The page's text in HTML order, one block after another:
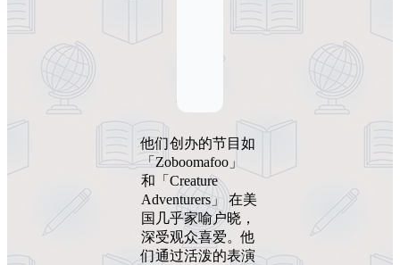
他们创办的节目如
「Zoboomafoo」
和「Creature
Adventurers」 在美
国几乎家喻户晓，
深受观众喜爱。他
们通过活泼的表演